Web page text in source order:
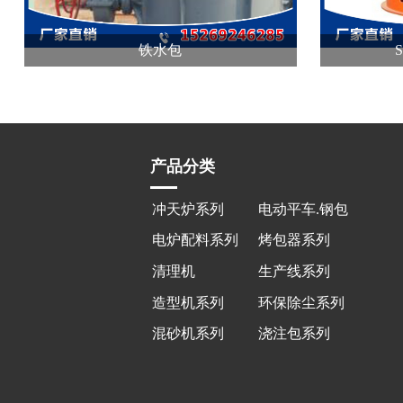
铁水包
产品分类
冲天炉系列
电动平车.钢包
车系
电炉配料系列 烤包器系列
清理机 生产线系列
造型机系列 环保除尘系列
混砂机系列 浇注包系列